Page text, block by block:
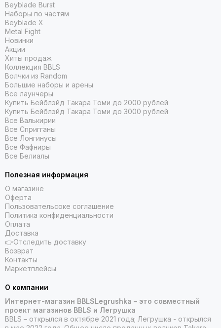
Beyblade Burst
Наборы по частям
Beyblade X
Metal Fight
Новинки
Акции
Хиты продаж
Коллекция BBLS
Волчки из Random
Большие наборы и арены
Все лаунчеры
Купить Бейблэйд Такара Томи до 2000 рублей
Купить Бейблэйд Такара Томи до 3000 рублей
Все Валькирии
Все Спригганы
Все Лонгинусы
Все Фафниры
Все Белиалы
Полезная информация
О магазине
Оферта
Пользовательсоке соглашение
Политика конфиденциальности
Оплата
Доставка
👉Отследить доставку
Возврат
Контакты
Маркетплейсы
О компании
Интернет-магазин BBLSLegrushka – это совместный
проект магазинов BBLS и Легрушка
BBLS – открылся в октябре 2021 года; Легрушка - открылся